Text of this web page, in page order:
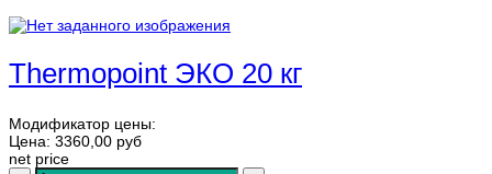
Thermopoint ЭКО 20 кг
Модификатор цены:
Цена: 3360,00 руб
net price